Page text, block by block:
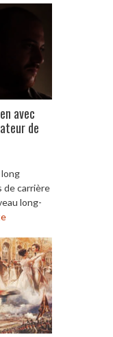
avec
de
de carrière
long-